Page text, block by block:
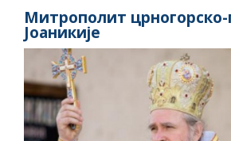
Митрополит
Јоаникије